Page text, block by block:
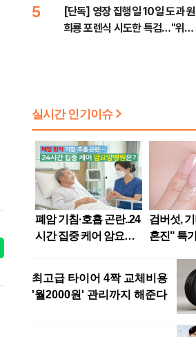
5
[단독] 영장 집행일 10일 도과 원
희룡 포렌식 시도한 특검…"위법